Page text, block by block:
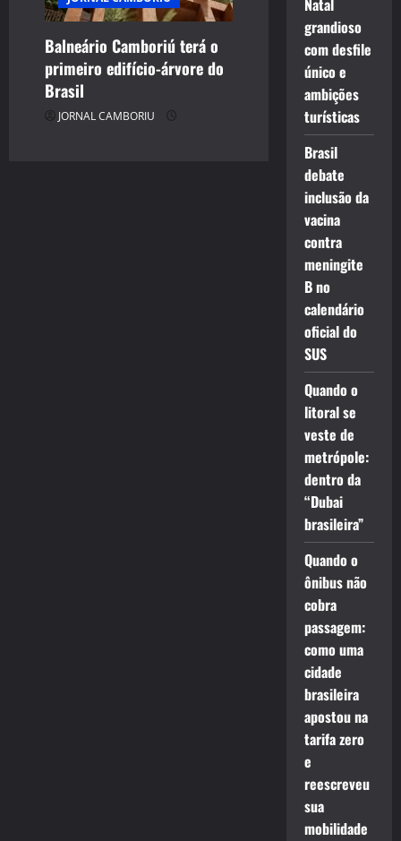
Balneário Camboriú terá o
primeiro edifício-árvore do
Brasil
JORNAL CAMBORIU
Natal
grandioso
com desfile
único e
ambições
turísticas
Brasil
debate
inclusão da
vacina
contra
meningite
B no
calendário
oficial do
SUS
Quando o
litoral se
veste de
metrópole:
dentro da
“Dubai
brasileira”
Quando o
ônibus não
cobra
passagem:
como uma
cidade
brasileira
apostou na
tarifa zero
e
reescreveu
sua
mobilidade